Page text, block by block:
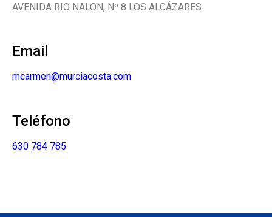
AVENIDA RIO NALON, Nº 8 LOS ALCÁZARES
Email
mcarmen@murciacosta.com
Teléfono
630 784 785